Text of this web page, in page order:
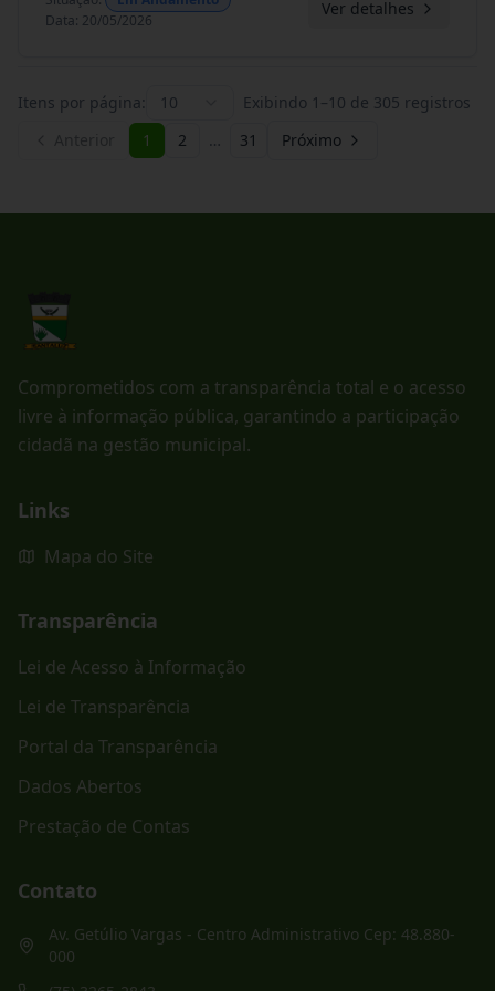
Data: 20/05/2026
Ver detalhes
Itens por página: 10 Exibindo 1 –10 de 305 registros
1 2 … 31 Próximo
Comprometidos com a transparência total e o acesso
livre à informação pública, garantindo a participação
cidadã na gestão municipal.
Links
Mapa do Site
Transparência
Lei de Acesso à Informação
Lei de Transparência
Portal da Transparência
Dados Abertos
Prestação de Contas
Contato
Av. Getúlio Vargas - Centro Administrativo Cep: 48.880-
000